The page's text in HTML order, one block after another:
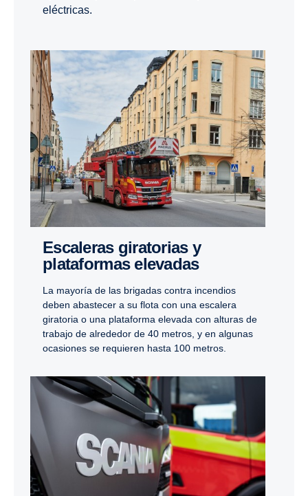
eléctricas.
Escaleras giratorias y
plataformas elevadas
La mayoría de las brigadas contra incendios
deben abastecer a su flota con una escalera
giratoria o una plataforma elevada con alturas de
trabajo de alrededor de 40 metros, y en algunas
ocasiones se requieren hasta 100 metros.